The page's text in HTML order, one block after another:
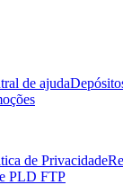
de ajuda
de Privacidade
PLD FTP